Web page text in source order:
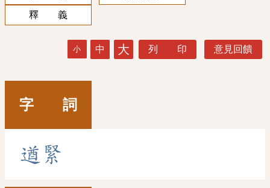
釋 義
小 中 大 列 印 意見回饋
字 詞
遒 緊